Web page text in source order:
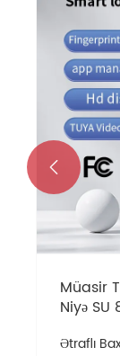
Müasir
Niyə
Ətraflı
